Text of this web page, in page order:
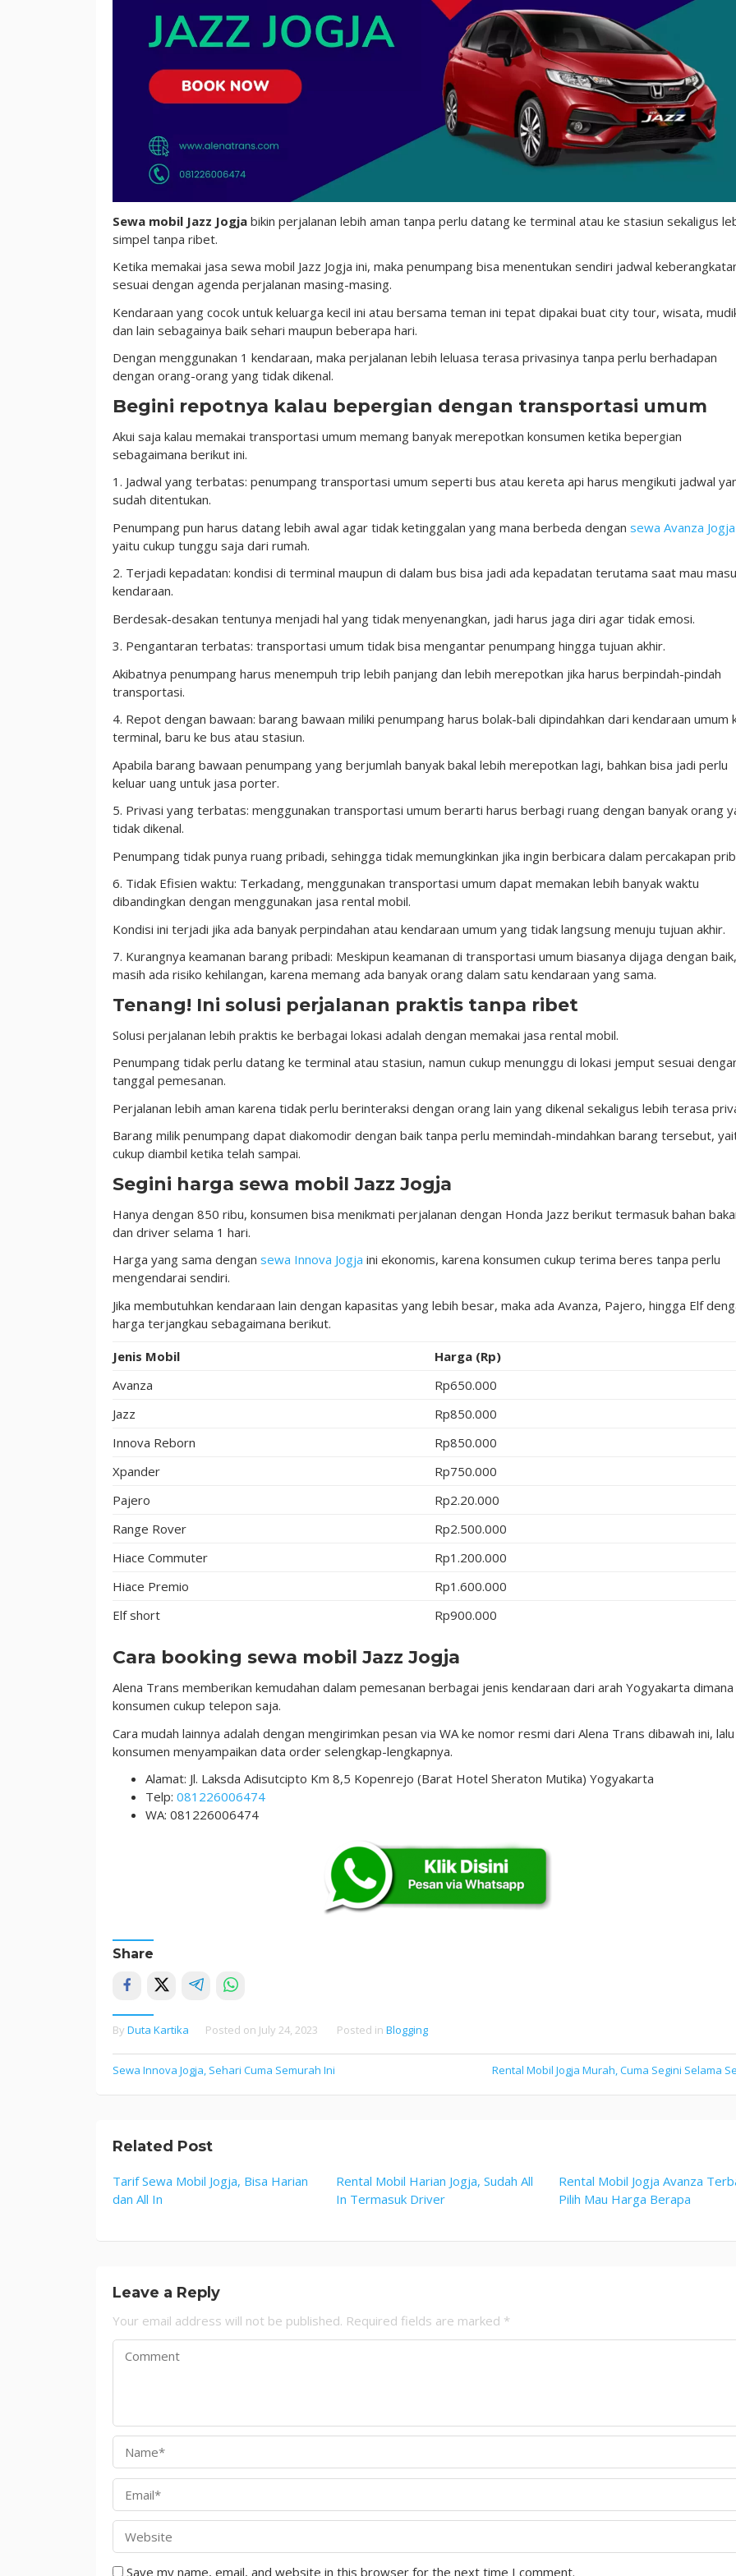
Sewa mobil Jazz Jogja bikin perjalanan lebih aman tanpa perlu datang ke terminal atau ke stasiun sekaligus
simpel tanpa ribet.
Ketika memakai jasa sewa mobil Jazz Jogja ini, maka penumpang bisa menentukan sendiri jadwal
sesuai dengan agenda perjalanan masing-masing.
Kendaraan yang cocok untuk keluarga kecil ini atau bersama teman ini tepat dipakai buat city tour, wisata,
dan lain sebagainya baik sehari maupun beberapa hari.
Dengan menggunakan 1 kendaraan, maka perjalanan lebih leluasa terasa privasinya tanpa perlu berhadapan
dengan orang-orang yang tidak dikenal.
Begini repotnya kalau bepergian dengan transportasi umum
Akui saja kalau memakai transportasi umum memang banyak merepotkan konsumen ketika bepergian
sebagaimana berikut ini.
1. Jadwal yang terbatas: penumpang transportasi umum seperti bus atau kereta api harus mengikuti jadwal
sudah ditentukan.
Penumpang pun harus datang lebih awal agar tidak ketinggalan yang mana berbeda dengan sewa Avanza Jogja
yaitu cukup tunggu saja dari rumah.
2. Terjadi kepadatan: kondisi di terminal maupun di dalam bus bisa jadi ada kepadatan terutama saat mau
kendaraan.
Berdesak-desakan tentunya menjadi hal yang tidak menyenangkan, jadi harus jaga diri agar tidak emosi.
3. Pengantaran terbatas: transportasi umum tidak bisa mengantar penumpang hingga tujuan akhir.
Akibatnya penumpang harus menempuh trip lebih panjang dan lebih merepotkan jika harus berpindah-pindah
transportasi.
4. Repot dengan bawaan: barang bawaan miliki penumpang harus bolak-bali dipindahkan dari kendaraan umum
terminal, baru ke bus atau stasiun.
Apabila barang bawaan penumpang yang berjumlah banyak bakal lebih merepotkan lagi, bahkan bisa jadi perlu
keluar uang untuk jasa porter.
5. Privasi yang terbatas: menggunakan transportasi umum berarti harus berbagi ruang dengan banyak orang
tidak dikenal.
Penumpang tidak punya ruang pribadi, sehingga tidak memungkinkan jika ingin berbicara dalam percakapan
6. Tidak Efisien waktu: Terkadang, menggunakan transportasi umum dapat memakan lebih banyak waktu
dibandingkan dengan menggunakan jasa rental mobil.
Kondisi ini terjadi jika ada banyak perpindahan atau kendaraan umum yang tidak langsung menuju tujuan akhir.
7. Kurangnya keamanan barang pribadi: Meskipun keamanan di transportasi umum biasanya dijaga dengan baik,
masih ada risiko kehilangan, karena memang ada banyak orang dalam satu kendaraan yang sama.
Tenang! Ini solusi perjalanan praktis tanpa ribet
Solusi perjalanan lebih praktis ke berbagai lokasi adalah dengan memakai jasa rental mobil.
Penumpang tidak perlu datang ke terminal atau stasiun, namun cukup menunggu di lokasi jemput sesuai
tanggal pemesanan.
Perjalanan lebih aman karena tidak perlu berinteraksi dengan orang lain yang dikenal sekaligus lebih terasa
Barang milik penumpang dapat diakomodir dengan baik tanpa perlu memindah-mindahkan barang tersebut,
cukup diambil ketika telah sampai.
Segini harga sewa mobil Jazz Jogja
Hanya dengan 850 ribu, konsumen bisa menikmati perjalanan dengan Honda Jazz berikut termasuk bahan
dan driver selama 1 hari.
Harga yang sama dengan sewa Innova Jogja ini ekonomis, karena konsumen cukup terima beres tanpa perlu
mengendarai sendiri.
Jika membutuhkan kendaraan lain dengan kapasitas yang lebih besar, maka ada Avanza, Pajero, hingga Elf
harga terjangkau sebagaimana berikut.
Jenis Mobil
Harga (Rp)
Avanza
Rp650.000
Jazz
Rp850.000
Innova Reborn
Rp850.000
Xpander
Rp750.000
Pajero
Rp2.20.000
Range Rover
Rp2.500.000
Hiace Commuter
Rp1.200.000
Hiace Premio
Rp1.600.000
Elf short
Rp900.000
Cara booking sewa mobil Jazz Jogja
Alena Trans memberikan kemudahan dalam pemesanan berbagai jenis kendaraan dari arah Yogyakarta dimana
konsumen cukup telepon saja.
Cara mudah lainnya adalah dengan mengirimkan pesan via WA ke nomor resmi dari Alena Trans dibawah ini, lalu
konsumen menyampaikan data order selengkap-lengkapnya.
Alamat: Jl. Laksda Adisutcipto Km 8,5 Kopenrejo (Barat Hotel Sheraton Mutika) Yogyakarta
Telp: 081226006474
WA: 081226006474
Share
By Duta Kartika Posted on July 24, 2023 Posted in Blogging
Post
navigation
Sewa Innova Jogja, Sehari Cuma Semurah Ini Rental Mobil Jogja Murah, Cuma Segini Selama
Related Post
Tarif Sewa Mobil Jogja, Bisa Harian
dan All In
Rental Mobil Harian Jogja, Sudah All
In Termasuk Driver
Rental Mobil Jogja Avanza
Pilih Mau Harga Berapa
Leave a Reply
Your email address will not be published. Required fields are marked *
Save my name, email, and website in this browser for the next time I comment.